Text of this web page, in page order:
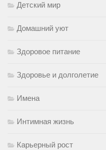
Детский мир
Домашний уют
Здоровое питание
Здоровье и долголетие
Имена
Интимная жизнь
Карьерный рост